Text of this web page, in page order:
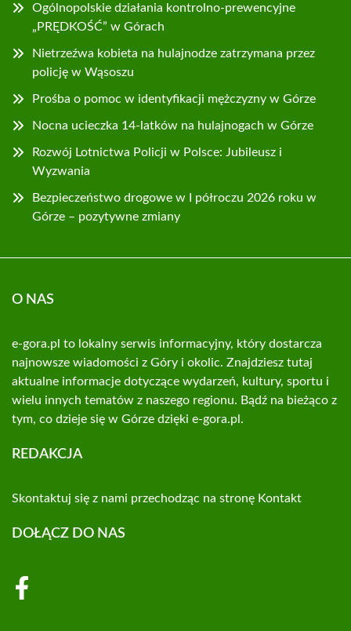
Ogólnopolskie działania kontrolno-prewencyjne
„PRĘDKOŚĆ” w Górach
Nietrzeźwa kobieta na hulajnodze zatrzymana przez
policję w Wąsoszu
Prośba o pomoc w identyfikacji mężczyzny w Górze
Nocna ucieczka 14-latków na hulajnogach w Górze
Rozwój Lotnictwa Policji w Polsce: Jubileusz i
Wyzwania
Bezpieczeństwo drogowe w I półroczu 2026 roku w
Górze – pozytywne zmiany
O NAS
e-gora.pl to lokalny serwis informacyjny, który dostarcza
najnowsze wiadomości z Góry i okolic. Znajdziesz tutaj
aktualne informacje dotyczące wydarzeń, kultury, sportu i
wielu innych tematów z naszego regionu. Bądź na bieżąco z
tym, co dzieje się w Górze dzięki e-gora.pl.
REDAKCJA
Skontaktuj się z nami przechodząc na stronę Kontakt
DOŁĄCZ DO NAS